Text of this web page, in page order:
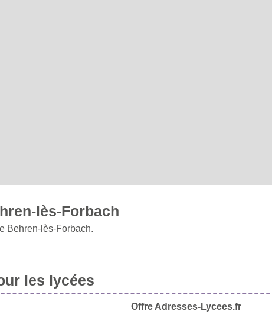
lès-Forbach
Behren-lès-Forbach.
les lycées
Offre Adresses-Lycees.fr